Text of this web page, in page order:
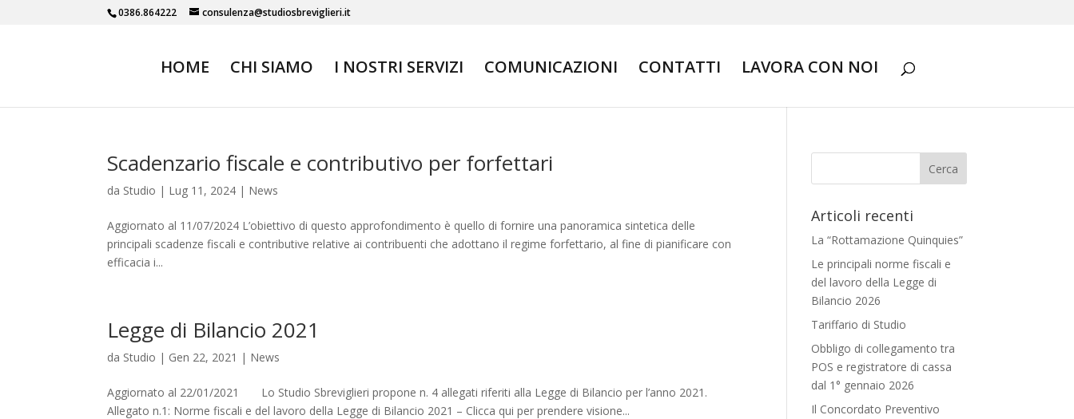
0386.864222 consulenza@studiosbreviglieri.it
HOME CHI SIAMO I NOSTRI SERVIZI COMUNICAZIONI CONTATTI LAVORA CON NOI
Scadenzario fiscale e contributivo per forfettari
da Studio | Lug 11, 2024 | News
Aggiornato al 11/07/2024 L’obiettivo di questo approfondimento è quello di fornire una panoramica sintetica delle
principali scadenze fiscali e contributive relative ai contribuenti che adottano il regime forfettario, al fine di pianificare con
efficacia i...
Legge di Bilancio 2021
da Studio | Gen 22, 2021 | News
Aggiornato al 22/01/2021 Lo Studio Sbreviglieri propone n. 4 allegati riferiti alla Legge di Bilancio per l’anno 2021.
Allegato n.1: Norme fiscali e del lavoro della Legge di Bilancio 2021 – Clicca qui per prendere visione...
Articoli recenti
La “Rottamazione Quinquies”
Le principali norme fiscali e
del lavoro della Legge di
Bilancio 2026
Tariffario di Studio
Obbligo di collegamento tra
POS e registratore di cassa
dal 1° gennaio 2026
Il Concordato Preventivo